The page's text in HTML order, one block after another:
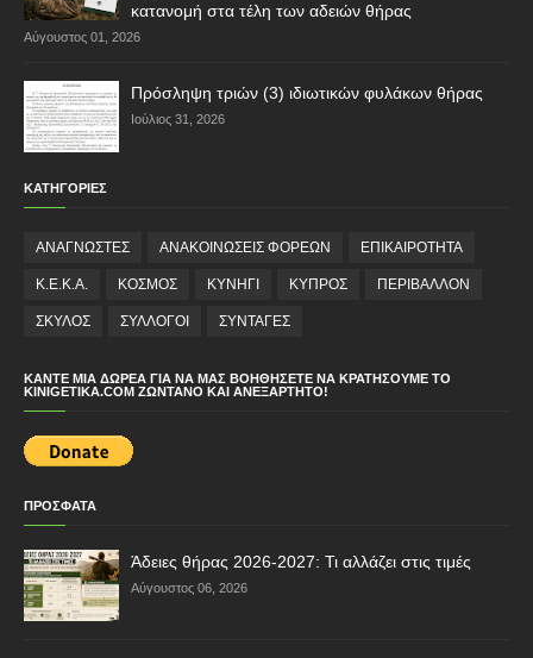
κατανομή στα τέλη των αδειών θήρας
Αύγουστος 01, 2026
Πρόσληψη τριών (3) ιδιωτικών φυλάκων θήρας
Ιούλιος 31, 2026
ΚΑΤΗΓΟΡΙΕΣ
ΑΝΑΓΝΩΣΤΕΣ ΑΝΑΚΟΙΝΩΣΕΙΣ ΦΟΡΕΩΝ ΕΠΙΚΑΙΡΟΤΗΤΑ
Κ.Ε.Κ.Α. ΚΟΣΜΟΣ ΚΥΝΗΓΙ ΚΥΠΡΟΣ ΠΕΡΙΒΑΛΛΟΝ
ΣΚΥΛΟΣ ΣΥΛΛΟΓΟΙ ΣΥΝΤΑΓΕΣ
ΚΆΝΤΕ ΜΙΑ ΔΩΡΕΆ ΓΙΑ ΝΑ ΜΑΣ ΒΟΗΘΉΣΕΤΕ ΝΑ ΚΡΑΤΉΣΟΥΜΕ ΤΟ
KINIGETIKA.COM ΖΩΝΤΑΝΌ ΚΑΙ ΑΝΕΞΆΡΤΗΤΟ!
ΠΡΟΣΦΑΤΑ
Άδειες θήρας 2026-2027: Τι αλλάζει στις τιμές
Αύγουστος 06, 2026